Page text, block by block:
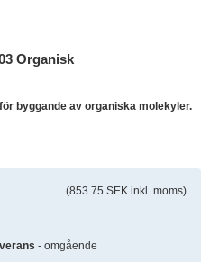
Organisk
byggande av organiska molekyler.
(853.75 SEK inkl. moms)
- omgående